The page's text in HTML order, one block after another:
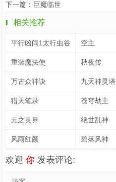
下一篇： 巨魔临世
相关推荐
平行凶间1太行虫谷 空主
重装魔法使 秋夜传
万古众神诀 九天神灵塔
猎天笔录 苍穹劫主
元之灵界 绝世乱神
风雨红颜 碧落风神
欢迎 你 发表评论: